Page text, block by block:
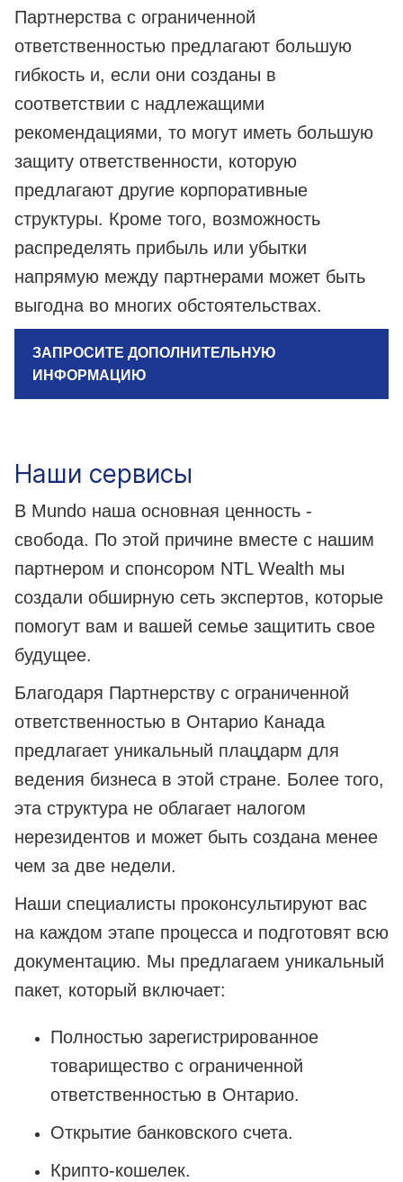
Партнерства с ограниченной
ответственностью предлагают большую
гибкость и, если они созданы в
соответствии с надлежащими
рекомендациями, то могут иметь большую
защиту ответственности, которую
предлагают другие корпоративные
структуры. Кроме того, возможность
распределять прибыль или убытки
напрямую между партнерами может быть
выгодна во многих обстоятельствах.
ЗАПРОСИТЕ ДОПОЛНИТЕЛЬНУЮ
ИНФОРМАЦИЮ
Наши сервисы
В Mundo наша основная ценность -
свобода. По этой причине вместе с нашим
партнером и спонсором NTL Wealth мы
создали обширную сеть экспертов, которые
помогут вам и вашей семье защитить свое
будущее.
Благодаря Партнерству с ограниченной
ответственностью в Онтарио Канада
предлагает уникальный плацдарм для
ведения бизнеса в этой стране. Более того,
эта структура не облагает налогом
нерезидентов и может быть создана менее
чем за две недели.
Наши специалисты проконсультируют вас
на каждом этапе процесса и подготовят всю
документацию. Мы предлагаем уникальный
пакет, который включает:
Полностью зарегистрированное
товарищество с ограниченной
ответственностью в Онтарио.
Открытие банковского счета.
Крипто-кошелек.